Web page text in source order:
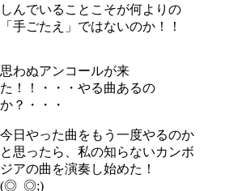
しんでいることこそが何よりの
「手ごたえ」ではないのか！！
思わぬアンコールが来
た！！・・・やる曲あるの
か？・・・
今日やった曲をもう一度やるのか
と思ったら、私の知らないカンボ
ジアの曲を演奏し始めた！
(◎_◎;)